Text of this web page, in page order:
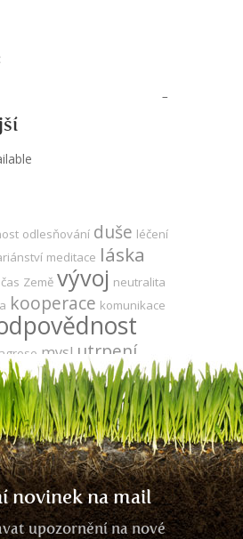
odlesňování duše léčení
meditace láska
čas Země vývoj neutralita
kooperace komunikace
agrese mysl utrpení
sílaza oponou
produktivita veganství
vědomí sója DNA
novinek na mail
upozornění na nové